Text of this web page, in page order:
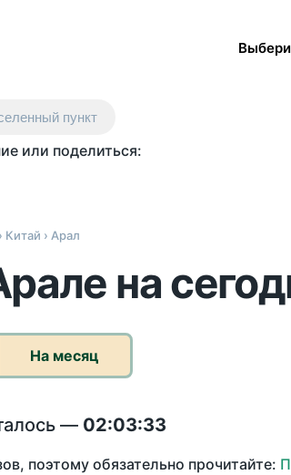
пункт
или поделиться:
› Китай › Арал
на
На месяц
— 02:03:33
поэтому обязательно прочитайте: